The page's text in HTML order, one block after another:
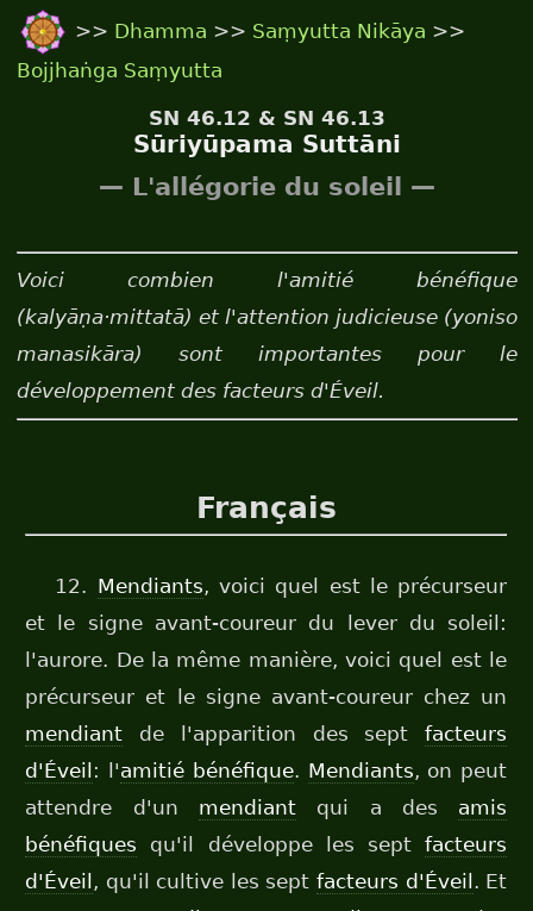
>> Dhamma >> Saṃyutta Nikāya >>
Bojjhaṅga Saṃyutta
SN 46.12 & SN 46.13
Sūriyūpama Suttāni
— L'allégorie du soleil —
Voici combien l'amitié bénéfique
(kalyāṇa·mittatā) et l'attention judicieuse (yoniso
manasikāra) sont importantes pour le
développement des facteurs d'Éveil.
Français
12. Mendiants, voici quel est le précurseur
et le signe avant-coureur du lever du soleil:
l'aurore. De la même manière, voici quel est le
précurseur et le signe avant-coureur chez un
mendiant de l'apparition des septfacteurs
d'Éveil : l'amitié bénéfique. Mendiants, on peut
attendre d'un mendiantqui a des amis
bénéfiques qu'il développe les septfacteurs
d'Éveil , qu'il cultive les septfacteurs d'Éveil . Et